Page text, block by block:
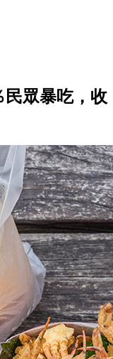
民眾暴吃，收